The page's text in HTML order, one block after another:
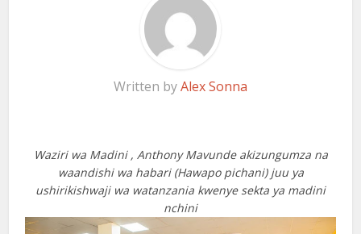
Written byAlex Sonna
Waziri wa Madini , Anthony Mavunde akizungumza na
waandishi wa habari (Hawapo pichani) juu ya
ushirikishwaji wa watanzania kwenye sekta ya madini
nchini